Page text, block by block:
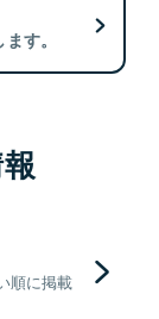
す。
順に掲載